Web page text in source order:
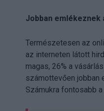
Jobban emlékeznek
Természetesen az
az interneten látott
magas, 26% a
számottevően jobban
Számukra fontosabb